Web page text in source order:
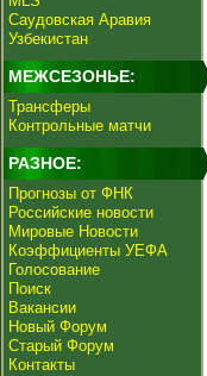
Саудовская Аравия
Узбекистан
МЕЖСЕЗОНЬЕ:
Трансферы
Контрольные матчи
РАЗНОЕ:
Прогнозы от ФНК
Российские новости
Мировые Новости
Коэффициенты УЕФА
Голосование
Поиск
Вакансии
Новый Форум
Старый Форум
Контакты